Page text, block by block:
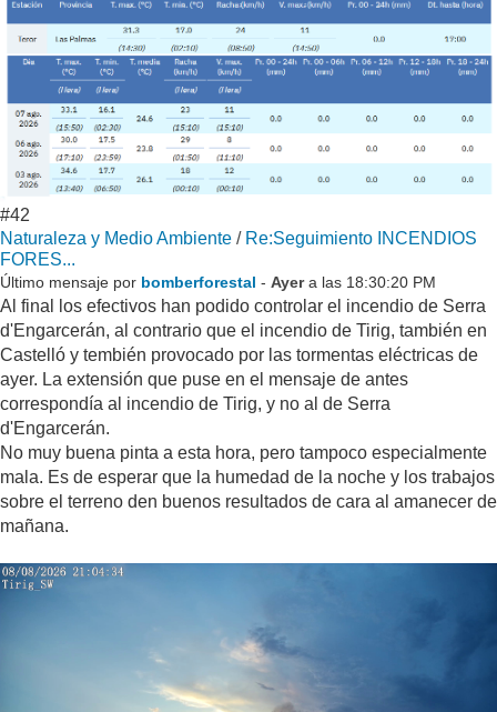
#42
Naturaleza y Medio Ambiente / Re:Seguimiento INCENDIOS
FORES...
Último mensaje por bomberforestal - Ayera las 18:30:20 PM
Al final los efectivos han podido controlar el incendio de Serra
d'Engarcerán, al contrario que el incendio de Tirig, también en
Castelló y tembién provocado por las tormentas eléctricas de
ayer. La extensión que puse en el mensaje de antes
correspondía al incendio de Tirig, y no al de Serra
d'Engarcerán.
No muy buena pinta a esta hora, pero tampoco especialmente
mala. Es de esperar que la humedad de la noche y los trabajos
sobre el terreno den buenos resultados de cara al amanecer de
mañana.